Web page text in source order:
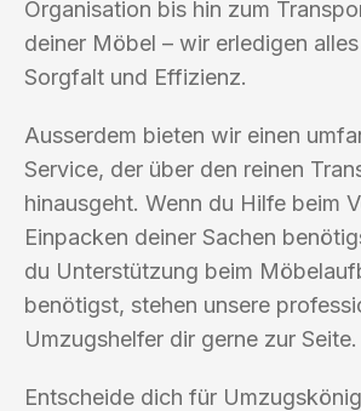
Organisation bis hin zum
deiner Möbel – wir erledigen
Sorgfalt und Effizienz.
Ausserdem bieten wir einen
Service, der über den reinen
hinausgeht. Wenn du Hilfe beim
Einpacken deiner Sachen
du Unterstützung beim
benötigst, stehen unsere
Umzugshelfer dir gerne zur Seite.
Entscheide dich für